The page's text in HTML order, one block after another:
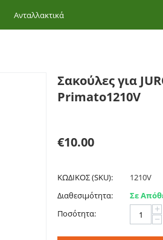
Ανταλλακτικά
Σακούλες για
Primato1210V
€10.00
ΚΩΔΙΚΟΣ (SKU):
1210V
Διαθεσιμότητα:
Σε
Ποσότητα:
+
−